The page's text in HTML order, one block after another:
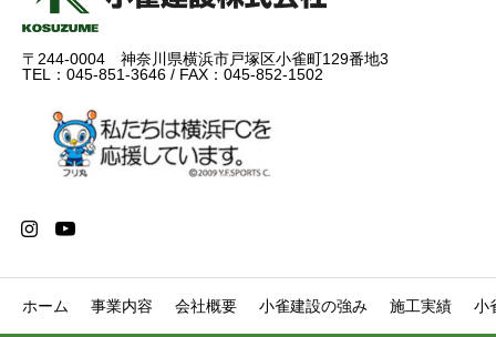
〒244-0004 神奈川県横浜市戸塚区小雀町129番地3
TEL：045-851-3646 / FAX：045-852-1502
ホーム 事業内容 会社概要 小雀建設の強み 施工実績 小